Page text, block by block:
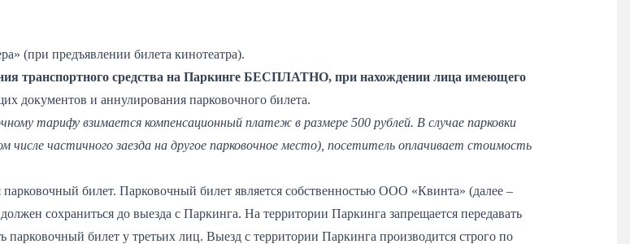
(при предъявлении билета кинотеатра).
транспортного средства на Паркинге БЕСПЛАТНО, при нахождении лица имеющего
документов и аннулирования парковочного билета.
тарифу взимается компенсационный платеж в размере 500 рублей. В случае парковки
частичного заезда на другое парковочное место), посетитель оплачивает стоимость
билет. Парковочный билет является собственностью ООО «Квинта» (далее –
сохраниться до выезда с Паркинга. На территории Паркинга запрещается передавать
билет у третьих лиц. Выезд с территории Паркинга производится строго по